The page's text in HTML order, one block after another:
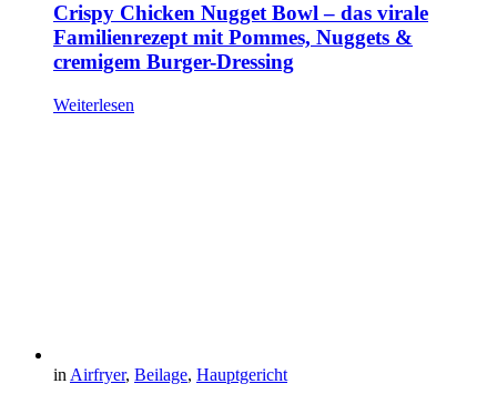
Crispy Chicken Nugget Bowl – das virale
Familienrezept mit Pommes, Nuggets &
cremigem Burger-Dressing
Weiterlesen
in Airfryer, Beilage, Hauptgericht